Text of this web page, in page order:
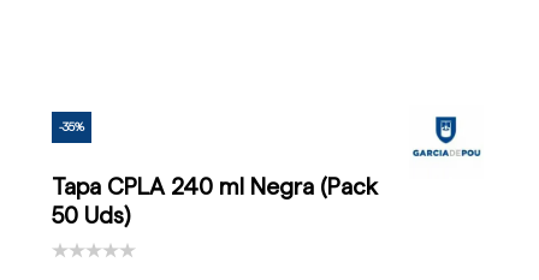
-35%
Tapa CPLA 240 ml Negra (Pack
50 Uds)